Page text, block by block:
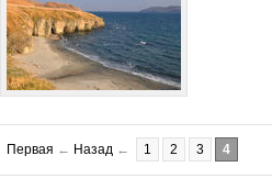
Первая ← Назад ← 1 2 3 4